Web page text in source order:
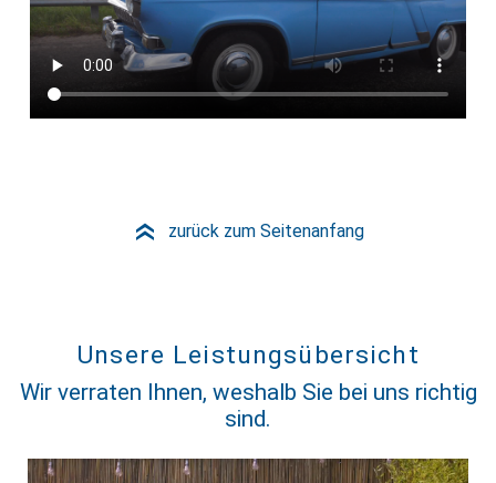
» zurück zum Seitenanfang
Unsere Leistungsübersicht
Wir verraten Ihnen, weshalb Sie bei uns richtig
sind.